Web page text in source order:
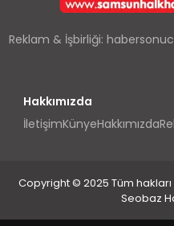
Reklam & İşbirliği:
Hakkımızda
İletişimKünyeHakkımızda
Copyright © 2025 Tüm hakları
Seobaz